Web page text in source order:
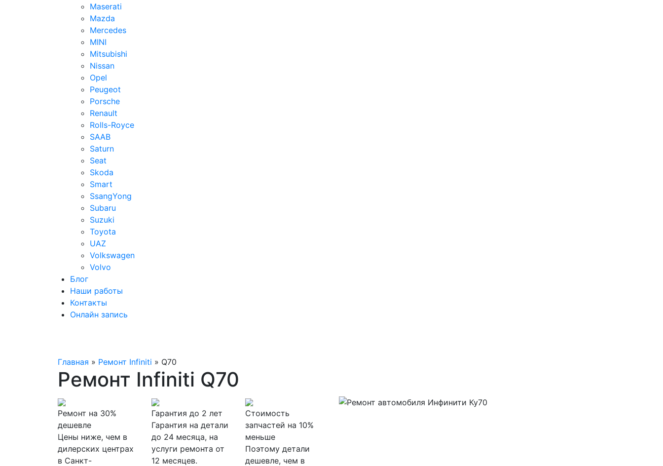
Maserati
Mazda
Mercedes
MINI
Mitsubishi
Nissan
Opel
Peugeot
Porsche
Renault
Rolls-Royce
SAAB
Saturn
Seat
Skoda
Smart
SsangYong
Subaru
Suzuki
Toyota
UAZ
Volkswagen
Volvo
Блог
Наши работы
Контакты
Онлайн запись
Главная » Ремонт Infiniti » Q70
Ремонт Infiniti Q70
Ремонт на 30%
дешевле
Цены ниже, чем в
дилерских центрах
в Санкт-
Гарантия до 2 лет
Гарантия на детали
до 24 месяца, на
услуги ремонта от
12 месяцев.
Стоимость
запчастей на 10%
меньше
Поэтому детали
дешевле, чем в